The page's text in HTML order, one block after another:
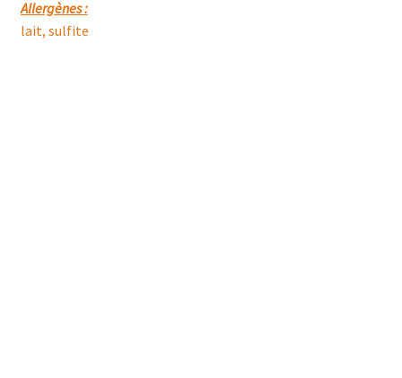
Allergènes :
lait, sulfite